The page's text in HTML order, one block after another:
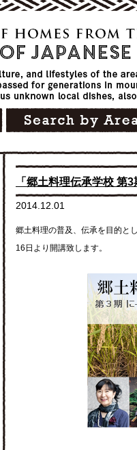
「郷土料理伝承学校 第
2014.12.01
郷土料理の普及、伝承を目的と
16日より開講致します。